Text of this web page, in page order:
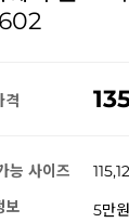
격
능 사이즈
보
5만